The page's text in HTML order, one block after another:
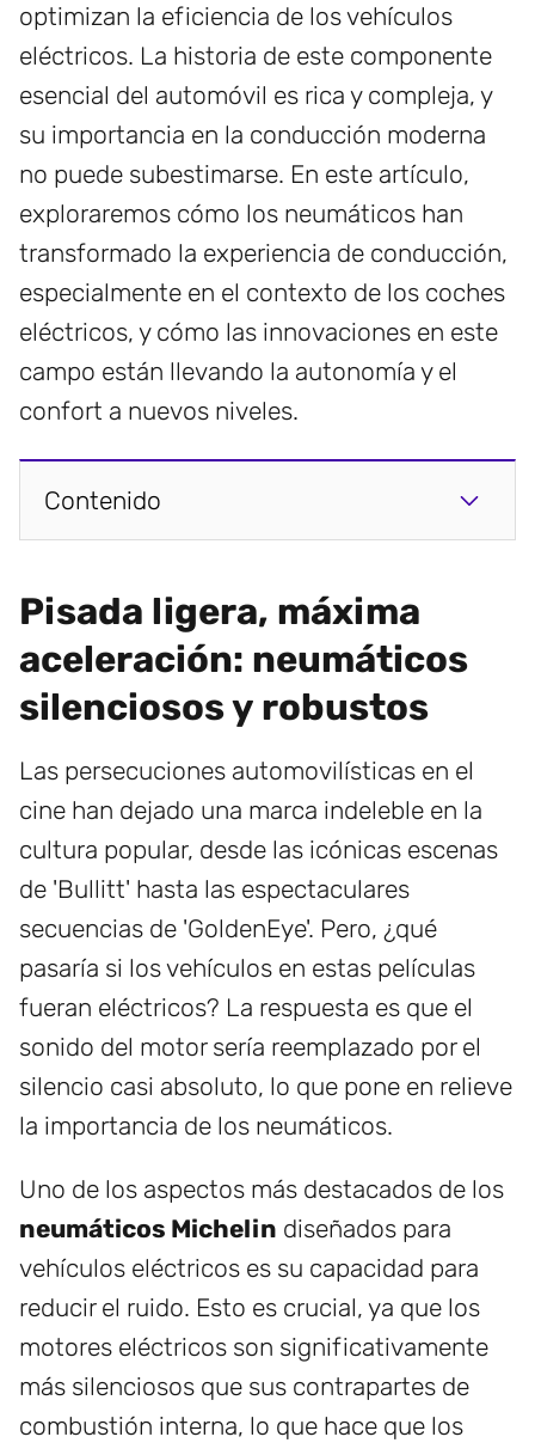
optimizan la eficiencia de los vehículos
eléctricos. La historia de este componente
esencial del automóvil es rica y compleja, y
su importancia en la conducción moderna
no puede subestimarse. En este artículo,
exploraremos cómo los neumáticos han
transformado la experiencia de conducción,
especialmente en el contexto de los coches
eléctricos, y cómo las innovaciones en este
campo están llevando la autonomía y el
confort a nuevos niveles.
Contenido
Pisada ligera, máxima
aceleración: neumáticos
silenciosos y robustos
Las persecuciones automovilísticas en el
cine han dejado una marca indeleble en la
cultura popular, desde las icónicas escenas
de 'Bullitt' hasta las espectaculares
secuencias de 'GoldenEye'. Pero, ¿qué
pasaría si los vehículos en estas películas
fueran eléctricos? La respuesta es que el
sonido del motor sería reemplazado por el
silencio casi absoluto, lo que pone en relieve
la importancia de los neumáticos.
Uno de los aspectos más destacados de los
neumáticos Michelin diseñados para
vehículos eléctricos es su capacidad para
reducir el ruido. Esto es crucial, ya que los
motores eléctricos son significativamente
más silenciosos que sus contrapartes de
combustión interna, lo que hace que los